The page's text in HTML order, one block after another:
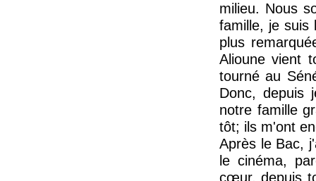
milieu. Nous
famille, je suis
plus
Alioune vient
tourné au
Donc, depuis
notre famille
tôt; ils m'ont
Après le Bac,
le cinéma,
cœur, depuis